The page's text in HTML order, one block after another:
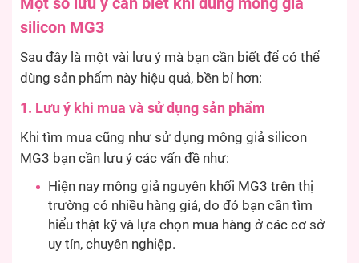
silicon MG3
Sau đây là một vài lưu ý mà bạn cần biết để có thể
dùng sản phẩm này hiệu quả, bền bỉ hơn:
1. Lưu ý khi mua và sử dụng sản phẩm
Khi tìm mua cũng như sử dụng mông giả silicon
MG3 bạn cần lưu ý các vấn đề như:
Hiện nay mông giả nguyên khối MG3 trên thị
trường có nhiều hàng giả, do đó bạn cần tìm
hiểu thật kỹ và lựa chọn mua hàng ở các cơ sở
uy tín, chuyên nghiệp.